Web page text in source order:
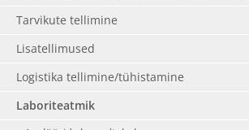
Tarvikute tellimine
Lisatellimused
Logistika tellimine/tühistamine
Laboriteatmik